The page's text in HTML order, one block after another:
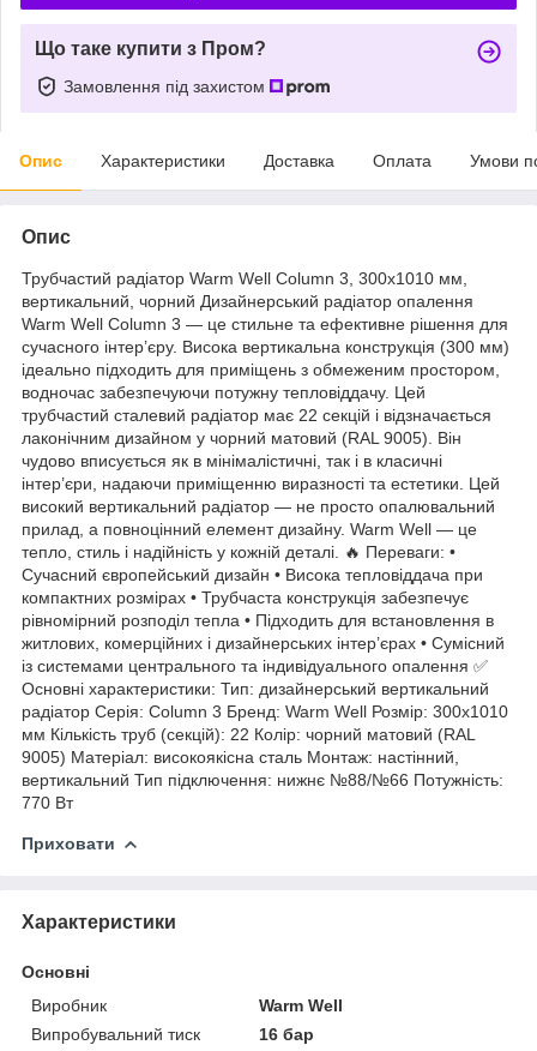
Що таке купити з Пром?
Замовлення під захистом
Опис Характеристики Доставка Оплата Умови
Опис
Трубчастий радіатор Warm Well Column 3, 300x1010 мм,
вертикальний, чорний Дизайнерський радіатор опалення
Warm Well Column 3 — це стильне та ефективне рішення для
сучасного інтер’єру. Висока вертикальна конструкція (300 мм)
ідеально підходить для приміщень з обмеженим простором,
водночас забезпечуючи потужну тепловіддачу. Цей
трубчастий сталевий радіатор має 22 секцій і відзначається
лаконічним дизайном у чорний матовий (RAL 9005). Він
чудово вписується як в мінімалістичні, так і в класичні
інтер’єри, надаючи приміщенню виразності та естетики. Цей
високий вертикальний радіатор — не просто опалювальний
прилад, а повноцінний елемент дизайну. Warm Well — це
тепло, стиль і надійність у кожній деталі. 🔥 Переваги: •
Сучасний європейський дизайн • Висока тепловіддача при
компактних розмірах • Трубчаста конструкція забезпечує
рівномірний розподіл тепла • Підходить для встановлення в
житлових, комерційних і дизайнерських інтер’єрах • Сумісний
із системами центрального та індивідуального опалення ✅
Основні характеристики: Тип: дизайнерський вертикальний
радіатор Серія: Column 3 Бренд: Warm Well Розмір: 300x1010
мм Кількість труб (секцій): 22 Колір: чорний матовий (RAL
9005) Матеріал: високоякісна сталь Монтаж: настінний,
вертикальний Тип підключення: нижнє №88/№66 Потужність:
770 Вт
Приховати
Характеристики
Основні
Виробник
Warm Well
Випробувальний тиск
16 бар